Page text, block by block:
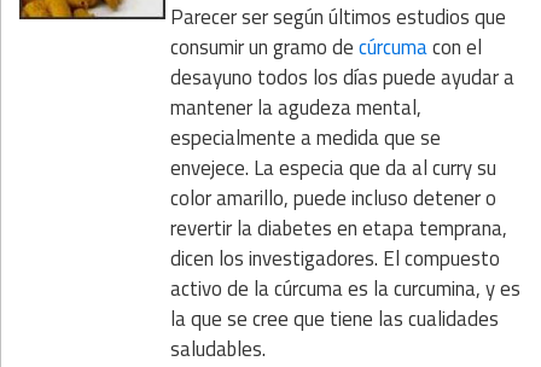
Parecer ser según últimos estudios que
consumir un gramo decúrcumacon el
desayuno todos los días puede ayudar a
mantener la agudeza mental,
especialmente a medida que se
envejece. La especia que da al curry su
color amarillo, puede incluso detener o
revertir la diabetes en etapa temprana,
dicen los investigadores. El compuesto
activo de la cúrcuma es la curcumina, y es
la que se cree que tiene las cualidades
saludables.